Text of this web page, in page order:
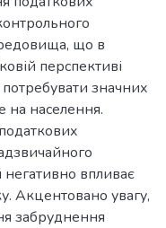
що в
перспективі
значних
на населення.
впливає
Акцентовано увагу,
забруднення